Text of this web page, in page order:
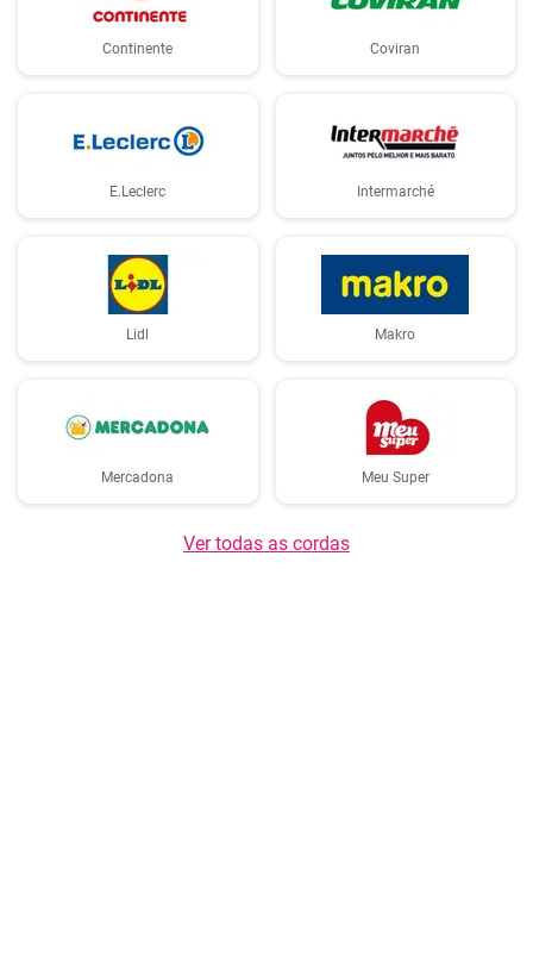
Continente Coviran
E.Leclerc Intermarché
Lidl Makro
Mercadona Meu Super
Ver todas as cordas